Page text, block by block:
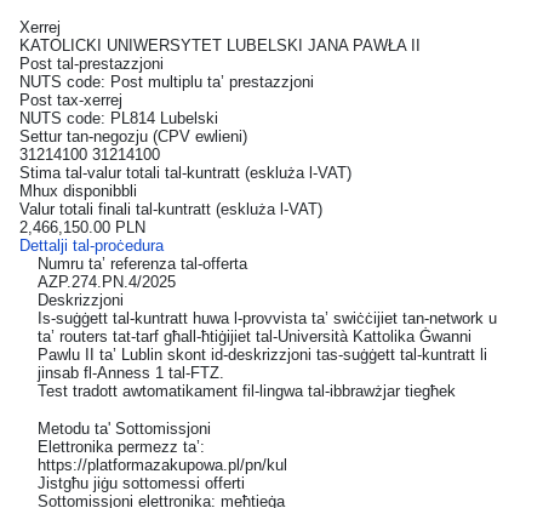
Xerrej
KATOLICKI UNIWERSYTET LUBELSKI JANA PAWŁA II
Post tal-prestazzjoni
NUTS code: Post multiplu ta’ prestazzjoni
Post tax-xerrej
NUTS code: PL814 Lubelski
Settur tan-negozju (CPV ewlieni)
31214100 31214100
Stima tal-valur totali tal-kuntratt (eskluża l-VAT)
Mhux disponibbli
Valur totali finali tal-kuntratt (eskluża l-VAT)
2,466,150.00 PLN
Dettalji tal-proċedura
Numru ta’ referenza tal-offerta
AZP.274.PN.4/2025
Deskrizzjoni
Is-suġġett tal-kuntratt huwa l-provvista ta’ swiċċijiet tan-network u
ta’ routers tat-tarf għall-ħtiġijiet tal-Università Kattolika Ġwanni
Pawlu II ta’ Lublin skont id-deskrizzjoni tas-suġġett tal-kuntratt li
jinsab fl-Anness 1 tal-FTZ.
Test tradott awtomatikament fil-lingwa tal-ibbrawżjar tiegħek
Metodu ta' Sottomissjoni
Elettronika permezz ta’:
https://platformazakupowa.pl/pn/kul
Jistgħu jiġu sottomessi offerti
Sottomissjoni elettronika: meħtieġa